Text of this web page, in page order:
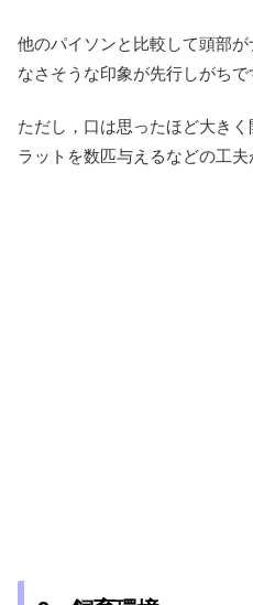
他のパイソンと比較して頭部
なさそうな印象が先行しがち
ただし，口は思ったほど大き
ラットを数匹与えるなどの工夫